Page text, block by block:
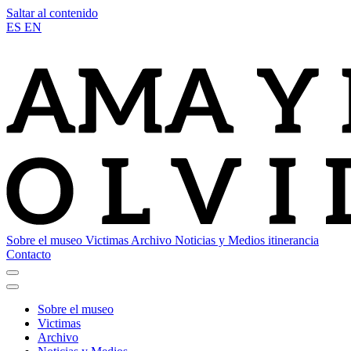
Saltar al contenido
ES EN
Sobre el museo Victimas Archivo Noticias y Medios itinerancia
Contacto
Sobre el museo
Victimas
Archivo